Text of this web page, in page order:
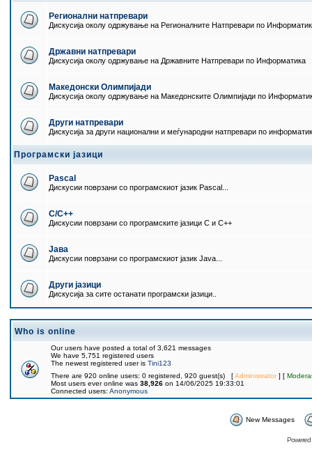
Регионални натпревари
Дискусија околу одржување на Регионалните Натпревари по
Државни натпревари
Дискусија околу одржување на Државните Натпревари по Информатика
Македонски Олимпијади
Дискусија околу одржување на Македонските Олимпијади по
Други натпревари
Дискусија за други национални и меѓународни натпревари по
Програмски јазици
Pascal
Дискусии поврзани со програмскиот јазик Pascal...
C/C++
Дискусии поврзани со програмските јазици C и C++
Јава
Дискусии поврзани со програмскиот јазик Java...
Други јазици
Дискусија за сите останати програмски јазици..
Who is online
Our users have posted a total of 3,621 messages
We have 5,751 registered users
The newest registered user is Tini123
There are 920 online users: 0 registered, 920 guest(s) [Administrator] [
Most users ever online was 38,926 on 14/06/2025 19:33:01
Connected users: Anonymous
New Messages